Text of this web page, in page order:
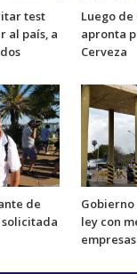
test
al país, a
Luego de
apronta
Cerveza
de
ley con